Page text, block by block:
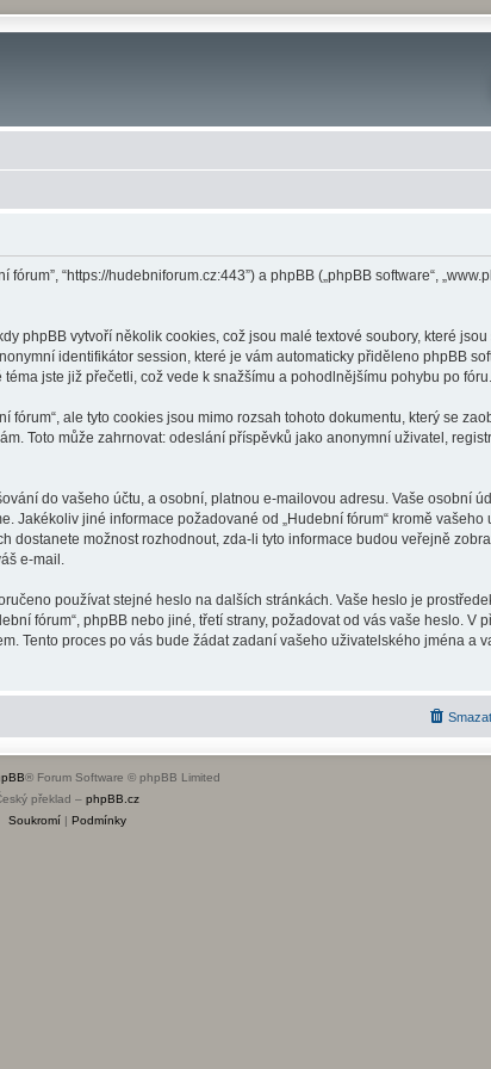
“https://hudebniforum.cz:443”) a phpBB („phpBB software“,
phpBB vytvoří několik cookies, což jsou malé textové soubory, které
identifikátor session, které je vám automaticky přiděleno phpBB
jste již přečetli, což vede k snažšímu a pohodlnějšímu pohybu po fóru.
ale tyto cookies jsou mimo rozsah tohoto dokumentu, který se
Toto může zahrnovat: odeslání příspěvků jako anonymní uživatel,
do vašeho účtu, a osobní, platnou e-mailovou adresu. Vaše osobní
jiné informace požadované od „Hudební fórum“ kromě
možnost rozhodnout, zda-li tyto informace budou veřejně
e-mail.
používat stejné heslo na dalších stránkách. Vaše heslo je
fórum“, phpBB nebo jiné, třetí strany, požadovat od vás vaše heslo. V
Tento proces po vás bude žádat zadaní vašeho uživatelského jména a
® Forum Software © phpBB Limited
překlad – phpBB.cz
Soukromí| Podmínky